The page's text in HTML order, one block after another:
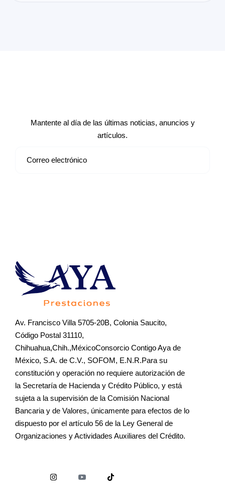
Mantente al día de las últimas noticias, anuncios y
artículos.
Av. Francisco Villa 5705-20B, Colonia Saucito,
Código Postal 31110,
Chihuahua,Chih.,MéxicoConsorcio Contigo Aya de
México, S.A. de C.V., SOFOM, E.N.R.Para su
constitución y operación no requiere autorización de
la Secretaría de Hacienda y Crédito Público, y está
sujeta a la supervisión de la Comisión Nacional
Bancaria y de Valores, únicamente para efectos de lo
dispuesto por el artículo 56 de la Ley General de
Organizaciones y Actividades Auxiliares del Crédito.